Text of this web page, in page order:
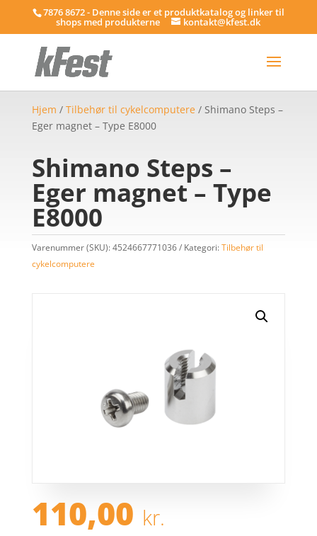
7876 8672 - Denne side er et produktkatalog og linker til
shops med produkterne kontakt@kfest.dk
Hjem / Tilbehør til cykelcomputere / Shimano Steps –
Eger magnet – Type E8000
Shimano Steps –
Eger magnet – Type
E8000
Varenummer (SKU):4524667771036 Kategori:Tilbehør til
cykelcomputere
110,00 kr.